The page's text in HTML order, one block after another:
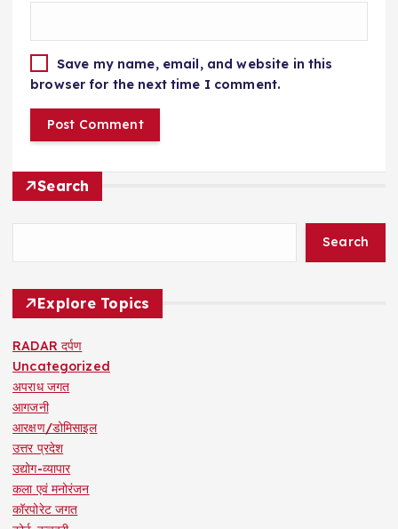
Save my name, email, and website in this
browser for the next time I comment.
Search
Search
Explore Topics
RADAR दर्पण
Uncategorized
अपराध जगत
आगजनी
आरक्षण/डोमिसाइल
उत्तर प्रदेश
उद्योग-व्यापार
कला एवं मनोरंजन
कॉरपोरेट जगत